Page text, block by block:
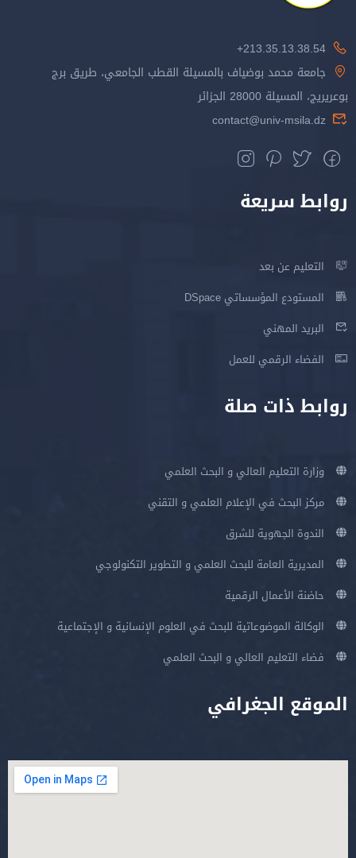
213.35.13.38.54+
جامعة محمد بوضياف بالمسيلة القطب الجامعي، طريق برج
بوعريريج، المسيلة 28000 الجزائر
contact@univ-msila.dz
روابط سريعة
التعليم عن بعد
المستودع المؤسساتي DSpace
البريد المهني
الفضاء الرقمي للعمل
روابط ذات صلة
وزارة التعليم العالي و البحث العلمي
مركز البحث في الإعلام العلمي و التقني
الندوة الجهوية للشرق
المديرية العامة للبحث العلمي و التطوير التكنولوجي
حاضنة الأعمال الرقمية
الوكالة الموضوعاتية للبحث في العلوم الإنسانية و الإجتماعية
فضاء التعليم العالي و البحث العلمي
الموقع الجغرافي